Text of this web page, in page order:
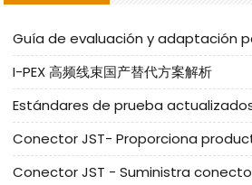
I-PEX 高频线束国产替代方案解析